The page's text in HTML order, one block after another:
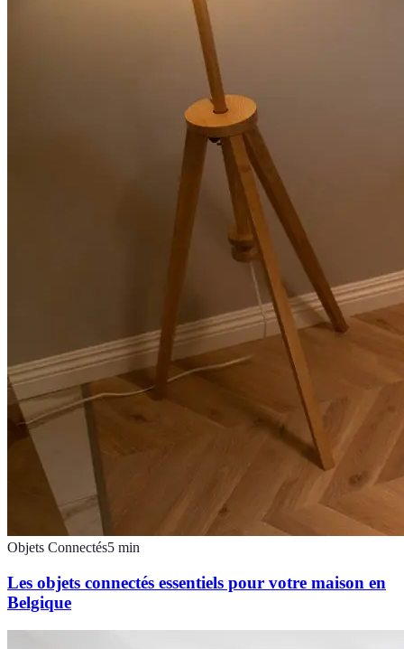
Objets Connectés5 min
Les objets connectés essentiels pour votre maison en
Belgique